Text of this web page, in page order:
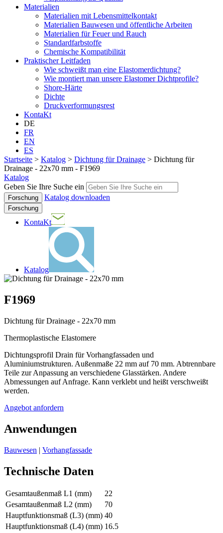
Materialien
Materialien mit Lebensmittelkontakt
Materialien Bauwesen und öffentliche Arbeiten
Materialien für Feuer und Rauch
Standardfarbstoffe
Chemische Kompatibilität
Praktischer Leitfaden
Wie schweißt man eine Elastomerdichtung?
Wie montiert man unsere Elastomer Dichtprofile?
Shore-Härte
Dichte
Druckverformungsrest
KontaKt
DE
FR
EN
ES
Startseite > Katalog > Dichtung für Drainage > Dichtung für
Drainage - 22x70 mm - F1969
Katalog
Geben Sie Ihre Suche ein
Katalog downloaden
Forschung
KontaKt
Katalog
F1969
Dichtung für Drainage - 22x70 mm
Thermoplastische Elastomere
Dichtungsprofil Drain für Vorhangfassaden und
Aluminiumstrukturen. Außenmaße 22 mm auf 70 mm. Abtrennbare
Teile zur Anpassung an verschiedene Glasstärken. Andere
Abmessungen auf Anfrage. Kann verklebt und heißt verschweißt
werden.
Angebot anfordern
Anwendungen
Bauwesen | Vorhangfassade
Technische Daten
Gesamtaußenmaß L1 (mm)
22
Gesamtaußenmaß L2 (mm)
70
Hauptfunktionsmaß (L3) (mm) 40
Hauptfunktionsmaß (L4) (mm) 16.5